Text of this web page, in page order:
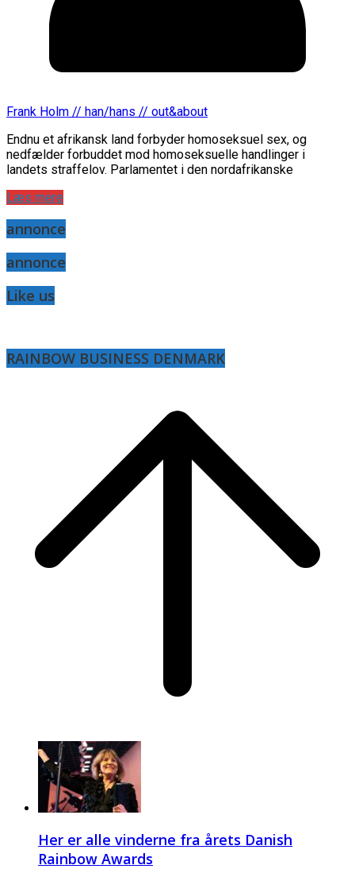
Frank Holm // han/hans // out&about
Endnu et afrikansk land forbyder homoseksuel sex, og
nedfælder forbuddet mod homoseksuelle handlinger i
landets straffelov. Parlamentet i den nordafrikanske
Læs mere
annonce
annonce
Like us
RAINBOW BUSINESS DENMARK
Her er alle vinderne fra årets Danish
Rainbow Awards